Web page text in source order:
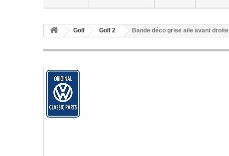
Golf Golf 2 Bande déco grise aile avant droite